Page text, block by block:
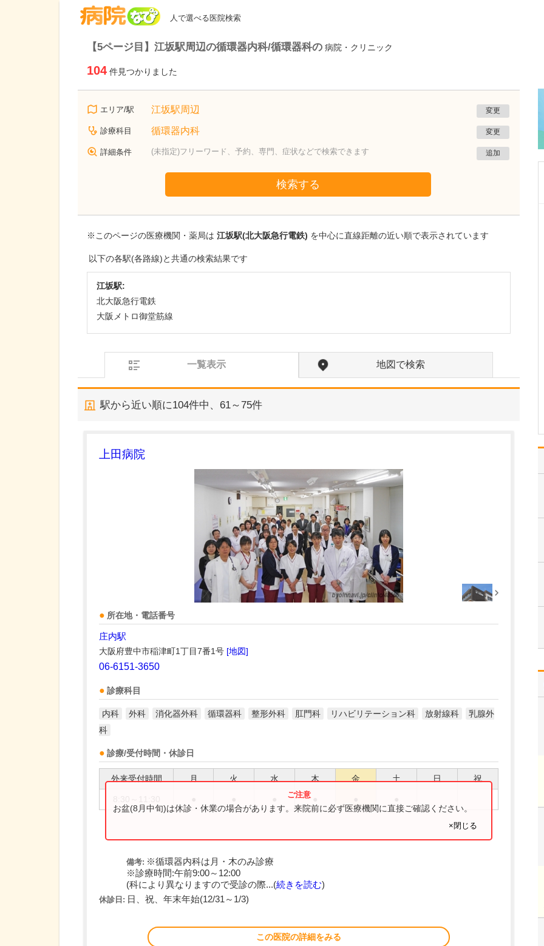
人で選べる医院検索
【5ページ目】江坂駅周辺の循環器内科/循環器科の 病院・クリニック
104 件見つかりました
エリア/駅 江坂駅周辺 変更
診療科目 循環器内科 変更
詳細条件 (未指定)フリーワード、予約、専門、症状などで検索できます 追加
検索する
※このページの医療機関・薬局は 江坂駅(北大阪急行電鉄) を中心に直線距離の近い順で表示されています
以下の各駅(各路線)と共通の検索結果です
江坂駅:
北大阪急行電鉄
大阪メトロ御堂筋線
一覧表示 地図で検索
駅から近い順に104件中、 61～75件
上田病院
所在地・電話番号
庄内駅
大阪府豊中市稲津町1丁目7番1号 [地図]
06-6151-3650
診療科目
内科 外科 消化器外科 循環器科 整形外科 肛門科 リハビリテーション科 放射線科
乳腺外
科
診療/受付時間・休診日
外来受付時間 月 火 水 木 金 土 日 祝
お盆(8月中旬)は休診・休業の場合があります。来院前に必ず医療機関に直接ご確認ください。
×閉じる
備考: ※循環器内科は月・木のみ診療
※診療時間:午前9:00～12:00
(科により異なりますので受診の際...(続きを読む)
休診日: 日、祝、年末年始(12/31～1/3)
この医院の詳細をみる
神奈川県横浜市港南区
今井内科クリニック
は、どのようなものでしょうか?
供をめざしています。標
準医療とは、科学的根拠
に基づき、現時点で最も